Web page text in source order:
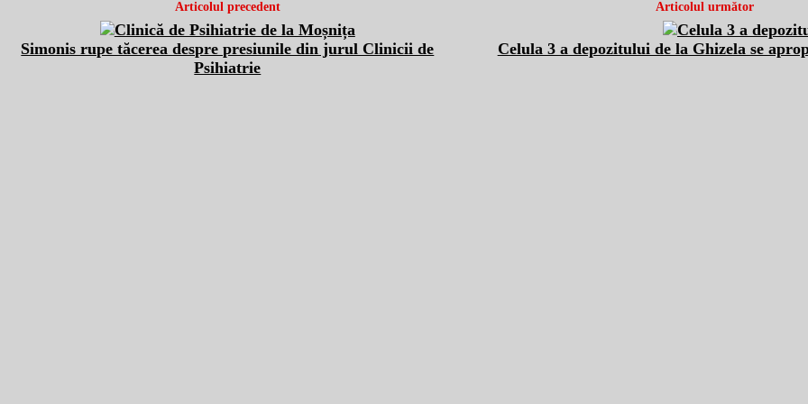
Articolul precedent
Simonis rupe tăcerea despre presiunile din jurul Clinicii de
Psihiatrie
Articolul următor
Celula 3 a depozitului de la Ghizela se